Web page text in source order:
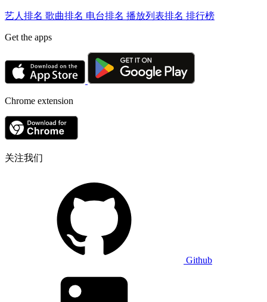
艺人排名 歌曲排名 电台排名 播放列表排名 排行榜
Get the apps
Chrome extension
关注我们
Github